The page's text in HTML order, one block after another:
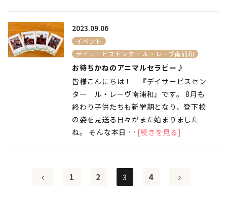
2023.09.06
イベント
デイサービスセンター ル・レーヴ南浦和
お待ちかねのアニマルセラピー♪
皆様こんにちは！ 『デイサービスセン
ター ル・レーヴ南浦和』です。 8月も
終わり子供たちも新学期となり、登下校
の姿を見送る日々がまた始まりました
ね。 そんな本日 … [続きを見る]
1 2 3 4